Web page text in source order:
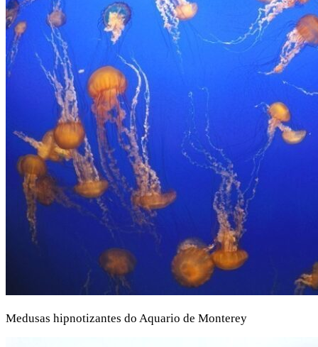
Medusas hipnotizantes do Aquario de Monterey